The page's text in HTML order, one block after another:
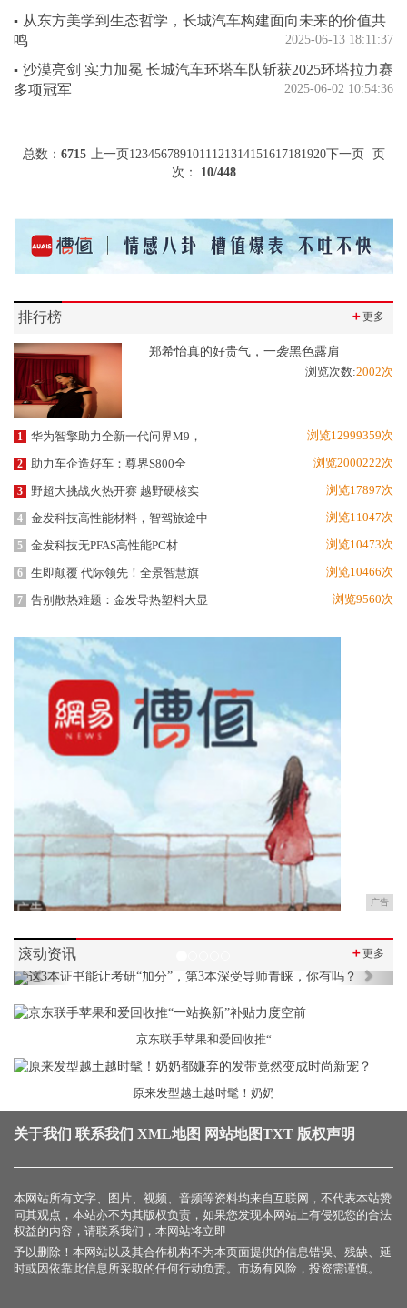
▪ 从东方美学到生态哲学，长城汽车构建面向未来的价值共
鸣
2025-06-13 18:11:37
▪ 沙漠亮剑 实力加冕 长城汽车环塔车队斩获2025环塔拉力赛
多项冠军
2025-06-02 10:54:36
总数： 6715 上一页1234567891011121314151617181920下一页
页
次： 10/448
排行榜 ＋更多
郑希怡真的好贵气，一袭黑色露肩
浏览次数:2002次
1 华为智擎助力全新一代问界M9， 浏览12999359次
2 助力车企造好车：尊界S800全 浏览2000222次
3 野超大挑战火热开赛 越野硬核实 浏览17897次
4 金发科技高性能材料，智驾旅途中 浏览11047次
5 金发科技无PFAS高性能PC材 浏览10473次
6 生即颠覆 代际领先！全景智慧旗 浏览10466次
7 告别散热难题：金发导热塑料大显 浏览9560次
广告
滚动资讯 ＋更多
Previous Next
京东联手苹果和爱回收推“
原来发型越土越时髦！奶奶
关于我们 联系我们 XML地图 网站地图TXT 版权声明
本网站所有文字、图片、视频、音频等资料均来自互联网，不代表本站赞
同其观点，本站亦不为其版权负责，如果您发现本网站上有侵犯您的合法
权益的内容，请联系我们，本网站将立即
予以删除！本网站以及其合作机构不为本页面提供的信息错误、残缺、延
时或因依靠此信息所采取的任何行动负责。市场有风险，投资需谨慎。